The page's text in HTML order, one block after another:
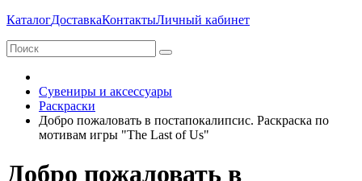
КаталогДоставкаКонтактыЛичный кабинет
Сувениры и аксессуары
Раскраски
Добро пожаловать в постапокалипсис. Раскраска по
мотивам игры "The Last of Us"
Добро пожаловать в